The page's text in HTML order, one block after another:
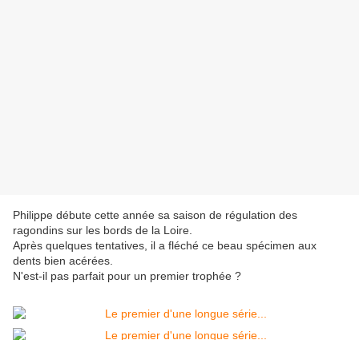
Philippe débute cette année sa saison de régulation des
ragondins sur les bords de la Loire.
Après quelques tentatives, il a fléché ce beau spécimen aux
dents bien acérées.
N'est-il pas parfait pour un premier trophée ?